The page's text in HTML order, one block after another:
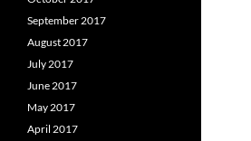
September 2017
August 2017
July 2017
June 2017
May 2017
April 2017